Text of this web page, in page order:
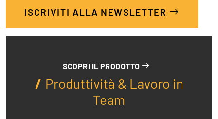
ISCRIVITI ALLA NEWSLETTER
SCOPRI IL PRODOTTO
Produttività & Lavoro in
Team